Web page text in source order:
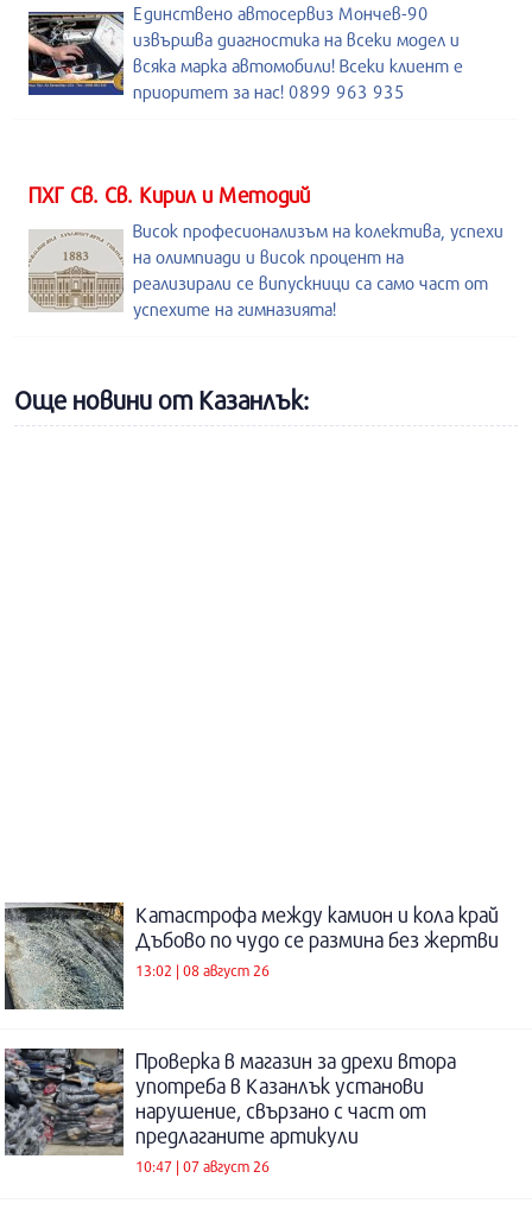
Единствено автосервиз Мончев-90
извършва диагностика на всеки модел и
всяка марка автомобили! Всеки клиент е
приоритет за нас! 0899 963 935
ПХГ Св. Св. Кирил и Методий
Висок професионализъм на колектива, успехи
на олимпиади и висок процент на
реализирали се випускници са само част от
успехите на гимназията!
Още новини от Казанлък:
Катастрофа между камион и кола край
Дъбово по чудо се размина без жертви
13:02 | 08 август 26
Проверка в магазин за дрехи втора
употреба в Казанлък установи
нарушение, свързано с част от
предлаганите артикули
10:47 | 07 август 26